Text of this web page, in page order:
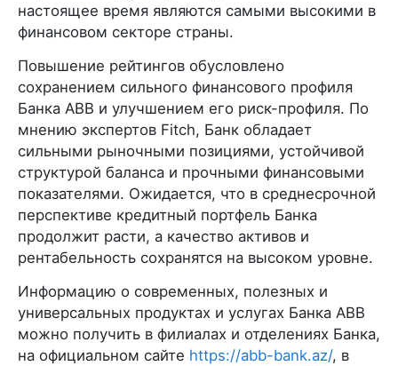
настоящее время являются самыми высокими в
финансовом секторе страны.
Повышение рейтингов обусловлено
сохранением сильного финансового профиля
Банка ABB и улучшением его риск-профиля. По
мнению экспертов Fitch, Банк обладает
сильными рыночными позициями, устойчивой
структурой баланса и прочными финансовыми
показателями. Ожидается, что в среднесрочной
перспективе кредитный портфель Банка
продолжит расти, а качество активов и
рентабельность сохранятся на высоком уровне.
Информацию о современных, полезных и
универсальных продуктах и услугах Банка ABB
можно получить в филиалах и отделениях Банка,
на официальном сайте https://abb-bank.az/, в